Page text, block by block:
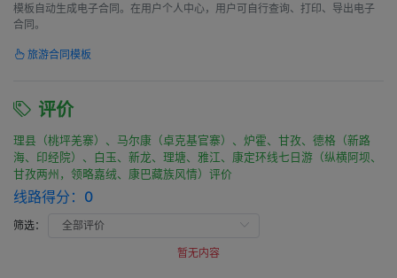
模板自动生成电子合同。在用户个人中心，用户可自行查询、打印、导出电子
合同。
旅游合同模板
评价
理县（桃坪羌寨）、马尔康（卓克基官寨）、炉霍、甘孜、德格（新路
海、印经院）、白玉、新龙、理塘、雅江、康定环线七日游（纵横阿坝、
甘孜两州，领略嘉绒、康巴藏族风情）评价
线路得分： 0
筛选：
暂无内容